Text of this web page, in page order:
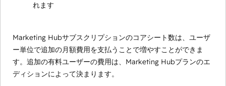
れます
Marketing Hubサブスクリプションのコアシート数は、ユーザ
ー単位で追加の月額費用を支払うことで増やすことができま
す。追加の有料ユーザーの費用は、Marketing Hubプランのエ
ディションによって決まります。